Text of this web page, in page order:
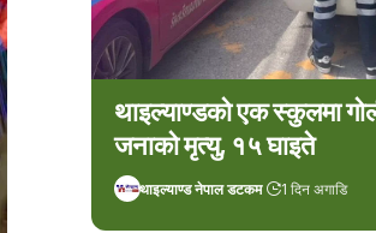
थाइल्याण्डको एक स्कुलमा
जनाको मृत्यु, १५ घाइते
थाइल्याण्ड नेपाल डटकम 1 दिन अगाडि